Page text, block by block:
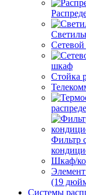
шкаф
Стойка
Фильтр
Шкаф/
(19
Системы